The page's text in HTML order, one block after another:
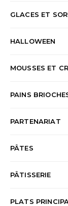
GLACES ET
HALLOWEEN
MOUSSES ET
PAINS
PARTENARIAT
PÂTES
PÂTISSERIE
PLATS